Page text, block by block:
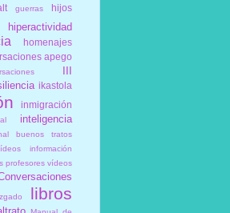
guerras hijos
hiperactividad
homenajes
apego
III
ikastola
inmigración
inteligencia
buenos tratos
información
profesores vídeos
libros